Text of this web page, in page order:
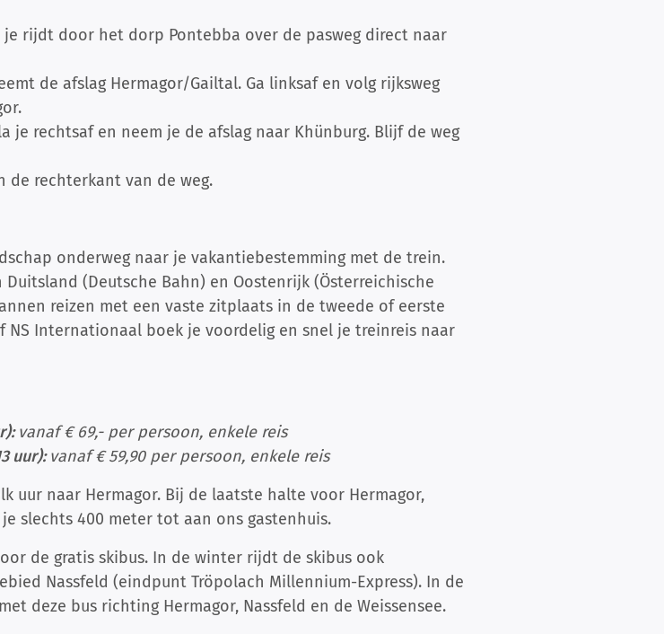
je rijdt door het dorp Pontebba over de pasweg direct naar
de afslag Hermagor/Gailtal. Ga linksaf en volg rijksweg
je rechtsaf en neem je de afslag naar Khünburg. Blijf de weg
de rechterkant van de weg.
onderweg naar je vakantiebestemming met de trein.
(Deutsche Bahn) en Oostenrijk (Österreichische
reizen met een vaste zitplaats in de tweede of eerste
NS Internationaal boek je voordelig en snel je treinreis naar
vanaf € 69,- per persoon, enkele reis
uur):vanaf € 59,90 per persoon, enkele reis
uur naar Hermagor. Bij de laatste halte voor Hermagor,
slechts 400 meter tot aan ons gastenhuis.
de gratis skibus. In de winter rijdt de skibus ook
Nassfeld (eindpunt Tröpolach Millennium-Express). In de
deze bus richting Hermagor, Nassfeld en de Weissensee.